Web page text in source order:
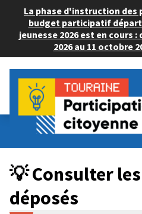
La phase d'instruction des
budget participatif
jeunesse 2026 est en cours :
2026 au 11 octobre
Budget Participatif JEUNESSE
💡 Consulter les projets déposés
💡 Consulter
déposés